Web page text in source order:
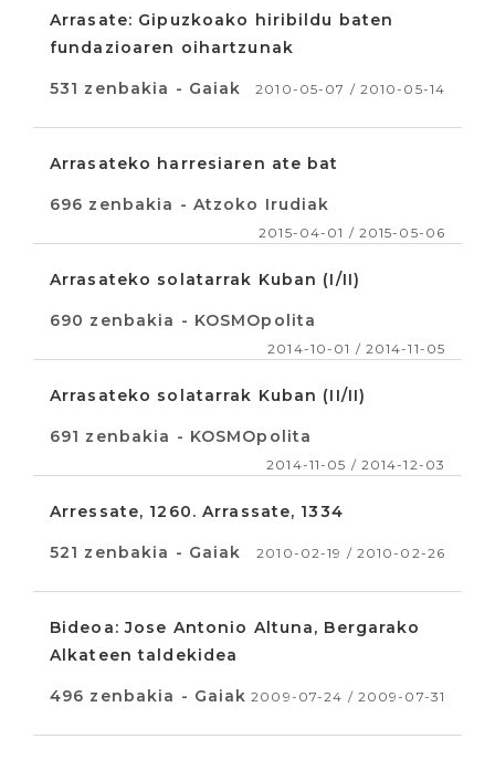
Arrasate: Gipuzkoako hiribildu baten
fundazioaren oihartzunak
531 zenbakia - Gaiak 2010-05-07 / 2010-05-14
Arrasateko harresiaren ate bat
696 zenbakia - Atzoko Irudiak
2015-04-01 / 2015-05-06
Arrasateko solatarrak Kuban (I/II)
690 zenbakia - KOSMOpolita
2014-10-01 / 2014-11-05
Arrasateko solatarrak Kuban (II/II)
691 zenbakia - KOSMOpolita
2014-11-05 / 2014-12-03
Arressate, 1260. Arrassate, 1334
521 zenbakia - Gaiak 2010-02-19 / 2010-02-26
Bideoa: Jose Antonio Altuna, Bergarako
Alkateen taldekidea
496 zenbakia - Gaiak 2009-07-24 / 2009-07-31